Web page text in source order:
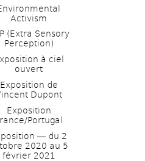
Activism
(Extra Sensory
Perception)
à ciel
ouvert
Exposition de
Dupont
Exposition
Portugal
― du 2
2020 au 5
février 2021